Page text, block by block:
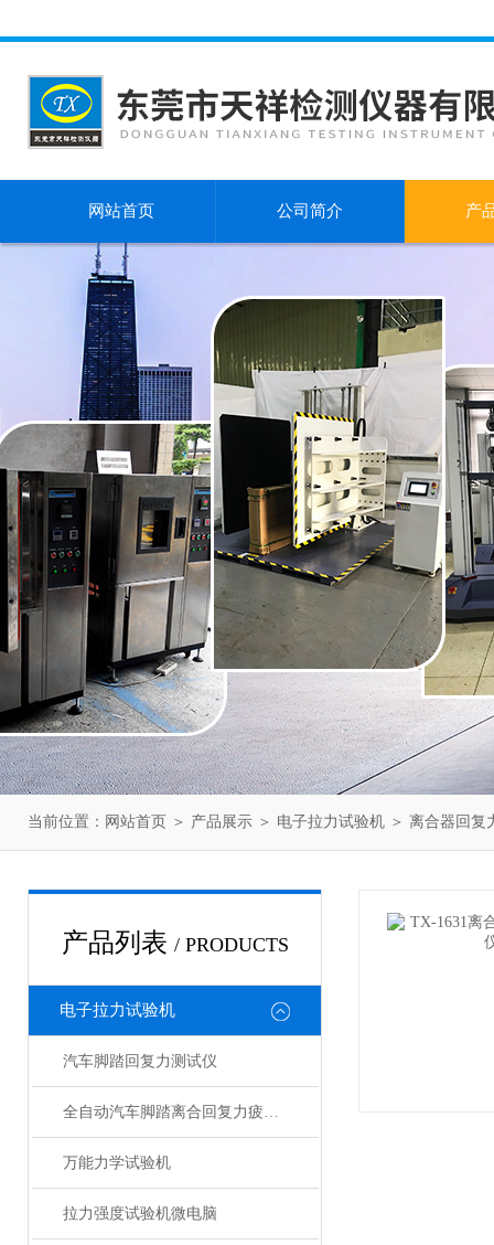
网站首页 公司简介 产
当前位置： 网站首页 ＞ 产品展示 ＞ 电子拉力试验机 ＞ 离合器回复
产品列表 / PRODUCTS
电子拉力试验机
汽车脚踏回复力测试仪
全自动汽车脚踏离合回复力疲劳测试仪
万能力学试验机
拉力强度试验机微电脑